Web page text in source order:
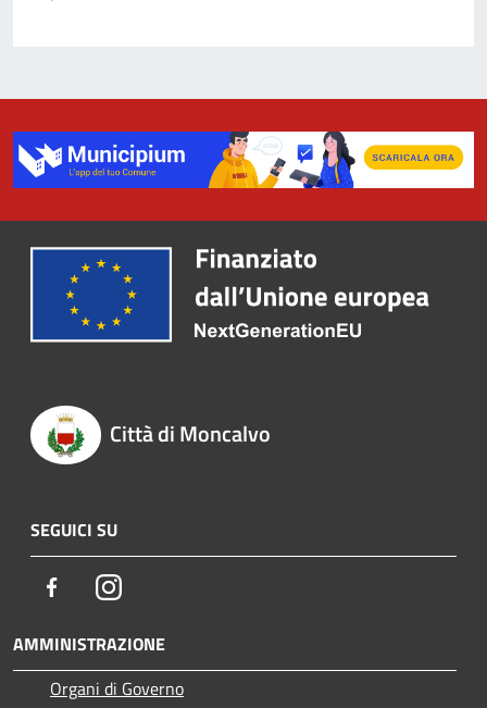
Città di Moncalvo
SEGUICI SU
FacebookInstagram
AMMINISTRAZIONE
Organi di Governo